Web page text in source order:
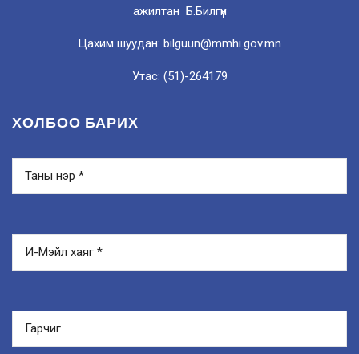
ажилтан Б.Билгүүн
Цахим шуудан: bilguun@mmhi.gov.mn
Утас: (51)-264179
ХОЛБОО БАРИХ